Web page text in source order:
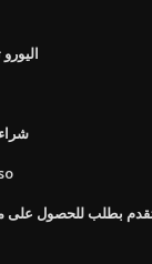
بطلب للحصول على